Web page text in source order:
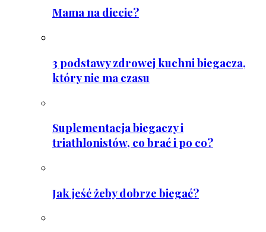
Mama na diecie?
3 podstawy zdrowej kuchni biegacza,
który nie ma czasu
Suplementacja biegaczy i
triathlonistów, co brać i po co?
Jak jeść żeby dobrze biegać?